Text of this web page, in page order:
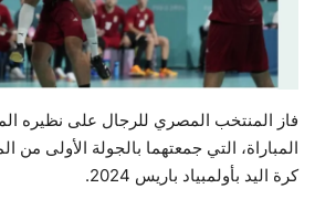
حياة
المباراة، التي جمعتهما بالجولة الأولى من
كرة اليد بأولمبياد باريس 2024.